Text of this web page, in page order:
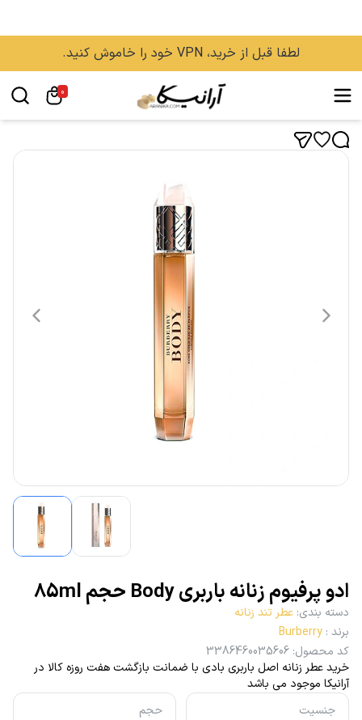
لطفا قبل از خرید، VPN خود را خاموش کنید.
0
ادو پرفیوم زنانه باربری Body حجم 85ml
جنسیت
حجم
دسته بندی: عطر تند زنانه
برند :
Burberry
کد محصول:
3386460035606
خرید عطر زنانه اصل باربری بادی با ضمانت بازگشت هفت روزه کالا در
آرانیکا موجود می باشد